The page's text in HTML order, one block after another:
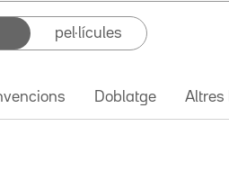
pel·lícules
Doblatge Altres